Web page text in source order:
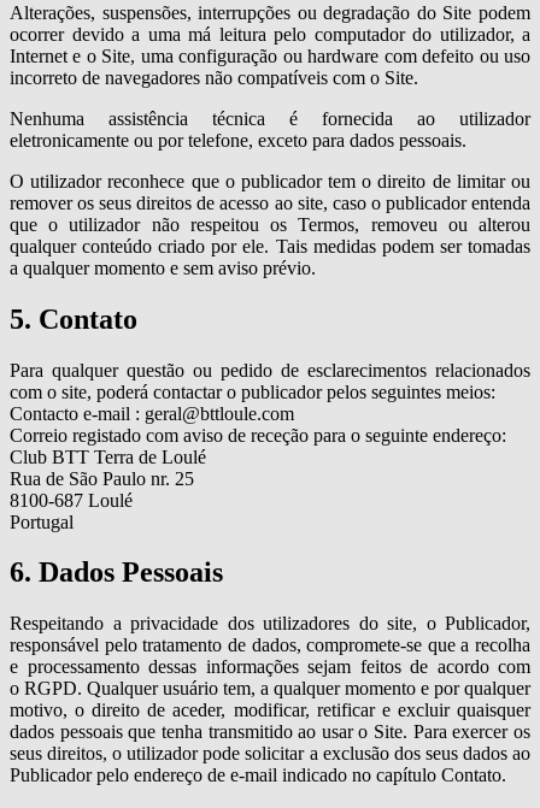
Alterações, suspensões, interrupções ou degradação do Site podem
ocorrer devido a uma má leitura pelo computador do utilizador, a
Internet e o Site, uma configuração ou hardware com defeito ou uso
incorreto de navegadores não compatíveis com o Site.
Nenhuma assistência técnica é fornecida ao utilizador
eletronicamente ou por telefone, exceto para dados pessoais.
O utilizador reconhece que o publicador tem o direito de limitar ou
remover os seus direitos de acesso ao site, caso o publicador entenda
que o utilizador não respeitou os Termos, removeu ou alterou
qualquer conteúdo criado por ele. Tais medidas podem ser tomadas
a qualquer momento e sem aviso prévio.
5. Contato
Para qualquer questão ou pedido de esclarecimentos relacionados
com o site, poderá contactar o publicador pelos seguintes meios:
Contacto e-mail : geral@bttloule.com
Correio registado com aviso de receção para o seguinte endereço:
Club BTT Terra de Loulé
Rua de São Paulo nr. 25
8100-687 Loulé
Portugal
6. Dados Pessoais
Respeitando a privacidade dos utilizadores do site, o Publicador,
responsável pelo tratamento de dados, compromete-se que a recolha
e processamento dessas informações sejam feitos de acordo com
o RGPD. Qualquer usuário tem, a qualquer momento e por qualquer
motivo, o direito de aceder, modificar, retificar e excluir quaisquer
dados pessoais que tenha transmitido ao usar o Site. Para exercer os
seus direitos, o utilizador pode solicitar a exclusão dos seus dados ao
Publicador pelo endereço de e-mail indicado no capítulo Contato.